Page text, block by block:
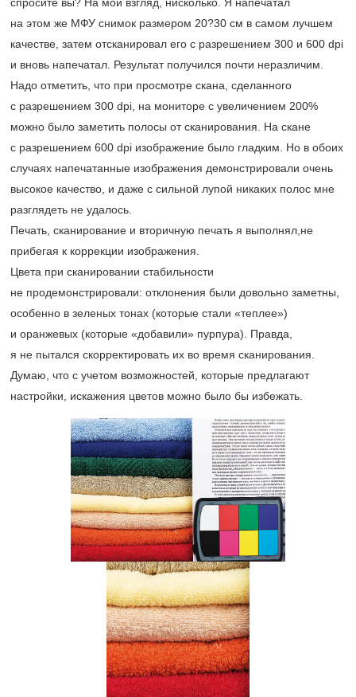
на этом же МФУ снимок размером 20?30 см в самом лучшем
качестве, затем отсканировал его с разрешением 300 и 600 dpi
и вновь напечатал. Результат получился почти неразличим.
Надо отметить, что при просмотре скана, сделанного
с разрешением 300 dpi, на мониторе с увеличением 200%
можно было заметить полосы от сканирования. На скане
с разрешением 600 dpi изображение было гладким. Но в обоих
случаях напечатанные изображения демонстрировали очень
высокое качество, и даже с сильной лупой никаких полос мне
разглядеть не удалось.
Печать, сканирование и вторичную печать я выполнял,не
прибегая к коррекции изображения.
Цвета при сканировании стабильности
не продемонстрировали: отклонения были довольно заметны,
особенно в зеленых тонах (которые стали «теплее»)
и оранжевых (которые «добавили» пурпура). Правда,
я не пытался скорректировать их во время сканирования.
Думаю, что с учетом возможностей, которые предлагают
настройки, искажения цветов можно было бы избежать.